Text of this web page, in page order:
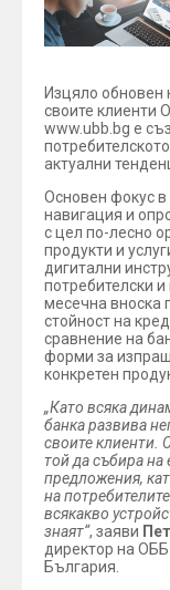
Изцяло обновен
своите клиенти
www.ubb.bg е
актуални
Основен фокус в
навигация и
с цел по-лесно
продукти и
дигитални
потребителски
месечна вноска
стойност на
сравнение на
форми за
конкретен
„Като всяка
банка развива
своите клиенти.
той да събира
предложения,
на
всякакво
знаят“, заяви
директор на
България.